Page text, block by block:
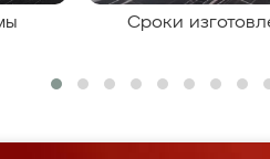
Сроки